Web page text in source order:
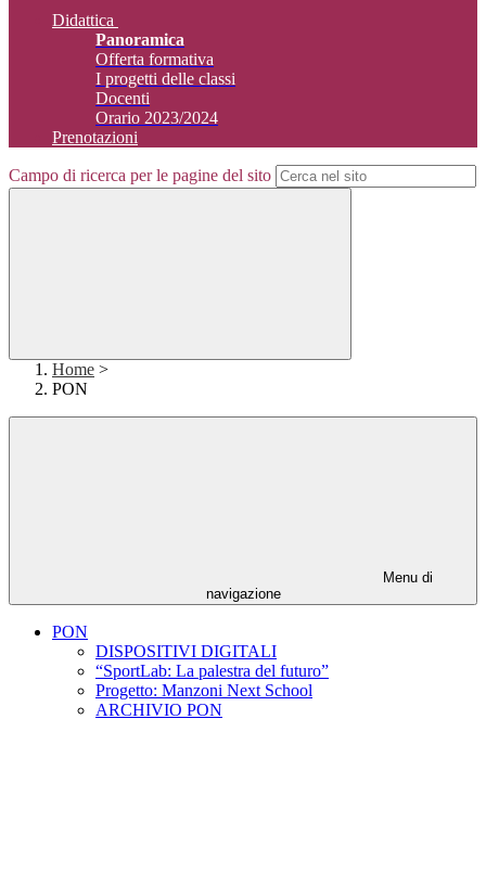
Didattica
Panoramica
Offerta formativa
I progetti delle classi
Docenti
Orario 2023/2024
Prenotazioni
Campo di ricerca per le pagine del sito
Home >
PON
Menu di
navigazione
PON
DISPOSITIVI DIGITALI
“SportLab: La palestra del futuro”
Progetto: Manzoni Next School
ARCHIVIO PON